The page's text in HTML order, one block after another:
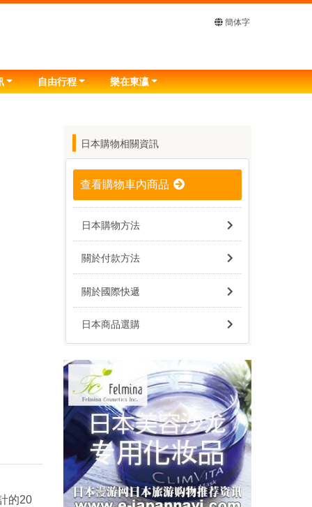
簡体字
自由行程 樂在東瀛
的20
日本購物相關資訊
查看購物車內商品
日本購物方法
關於付款方法
關於國際快遞
日本商品選購